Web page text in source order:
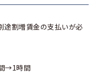
途割増賃金の支払いが必
→1時間